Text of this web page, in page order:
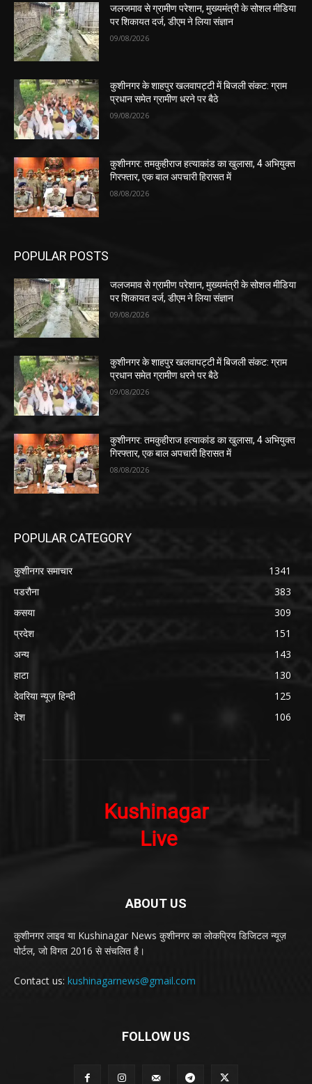
जलजमाव से ग्रामीण परेशान, मुख्यमंत्री के सोशल मीडिया
पर शिकायत दर्ज, डीएम ने लिया संज्ञान
09/08/2026
कुशीनगर के शाहपुर खलवापट्टी में बिजली संकट: ग्राम
प्रधान समेत ग्रामीण धरने पर बैठे
09/08/2026
कुशीनगर: तमकुहीराज हत्याकांड का खुलासा, 4 अभियुक्त
गिरफ्तार, एक बाल अपचारी हिरासत में
08/08/2026
POPULAR POSTS
जलजमाव से ग्रामीण परेशान, मुख्यमंत्री के सोशल मीडिया
पर शिकायत दर्ज, डीएम ने लिया संज्ञान
09/08/2026
कुशीनगर के शाहपुर खलवापट्टी में बिजली संकट: ग्राम
प्रधान समेत ग्रामीण धरने पर बैठे
09/08/2026
कुशीनगर: तमकुहीराज हत्याकांड का खुलासा, 4 अभियुक्त
गिरफ्तार, एक बाल अपचारी हिरासत में
08/08/2026
POPULAR CATEGORY
कुशीनगर समाचार
1341
पडरौना
383
कसया
309
प्रदेश
151
अन्य
143
हाटा
130
देवरिया न्यूज़ हिन्दी
125
देश
106
ABOUT US
कुशीनगर लाइव या Kushinagar News कुशीनगर का लोकप्रिय डिजिटल न्यूज़
पोर्टल, जो विगत 2016 से संचलित है।
Contact us: kushinagarnews@gmail.com
FOLLOW US